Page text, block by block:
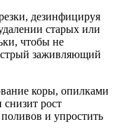
дезинфицируя
старых или
чтобы не
заживляющий
коры, опилками
рост
и упростить